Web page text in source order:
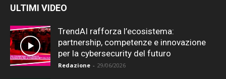
ULTIMI VIDEO
TrendAI rafforza l’ecosistema:
partnership, competenze e innovazione
per la cybersecurity del futuro
Redazione - 29/06/2026